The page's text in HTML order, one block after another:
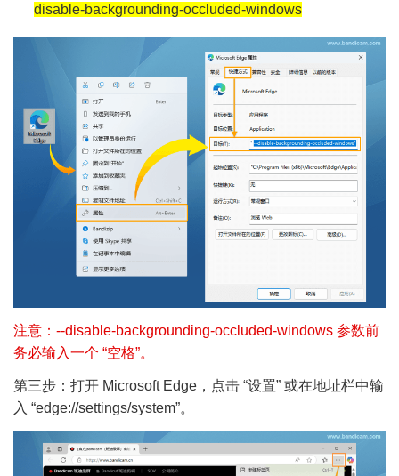
disable-backgrounding-occluded-windows
注意：--disable-backgrounding-occluded-windows 参数前
务必输入一个 “空格”。
第三步：打开 Microsoft Edge，点击 “设置” 或在地址栏中输
入 “edge://settings/system”。